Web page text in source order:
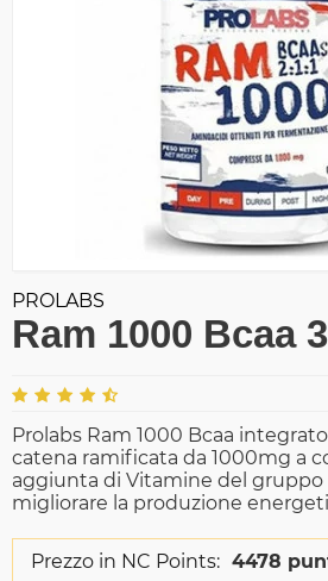
PROLABS
Ram 1000 Bcaa
Prolabs Ram 1000 Bcaa
catena ramificata da 1000mg a
aggiunta di Vitamine del gruppo
migliorare la produzione
Prezzo in NC Points: 4478